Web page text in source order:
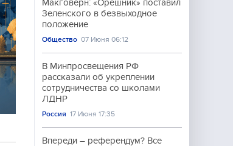
Макговерн: «Орешник» поставил
Зеленского в безвыходное
положение
Общество 07 Июня 06:12
В Минпросвещения РФ
рассказали об укреплении
сотрудничества со школами
ЛДНР
Россия 17 Июня 17:35
Впереди – референдум? Все